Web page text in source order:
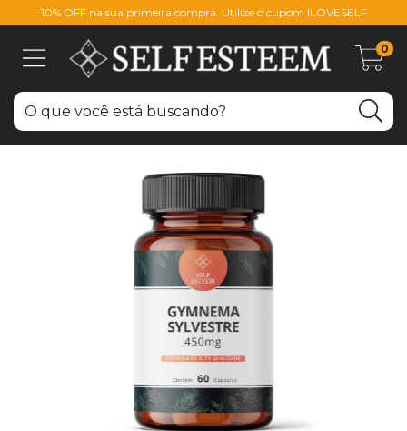
10% OFF na sua primeira compra. Utilize o cupom ILOVESELF
0